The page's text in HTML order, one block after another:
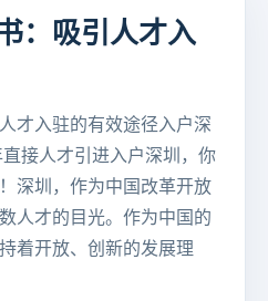
：吸引人才入
才入驻的有效途径入户深
接人才引进入户深圳，你
深圳，作为中国改革开放
人才的目光。作为中国的
着开放、创新的发展理